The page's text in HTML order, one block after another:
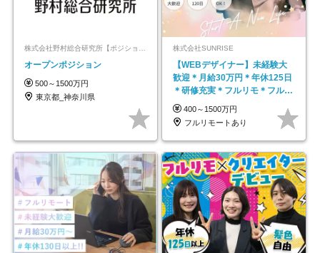
オープンポジション
500～1500万円
東京都_神奈川県
株式会社SUNRISE
【WEBデザイナー】未経験大
歓迎＊月給30万円＊年休125日
＊研修充実＊フルリモ＊フルフ
レックス＊
400～1500万円
フルリモートあり